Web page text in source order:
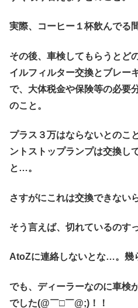
実際、コーヒー１杯飲んでる
その後、車検してもらうとど
イルフィルター交換とブレー
で、大体税金や保険等の必要
のこと。
プラス３万はならないとのこ
ントストップランプは交換し
と…。
さすがにこれは交換できない
そう言えば、切れているのす
AtoZに連絡しないとな…。幾
でも、ディーラーなのに車検
でした(@￣□￣@;)！！